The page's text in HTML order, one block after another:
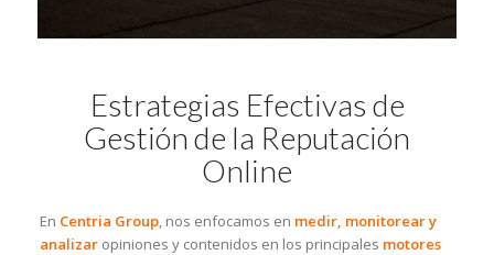
Estrategias Efectivas de
Gestión de la Reputación
Online
En Centria Group, nos enfocamos en medir, monitorear y
analizaropiniones y contenidos en los principales motores